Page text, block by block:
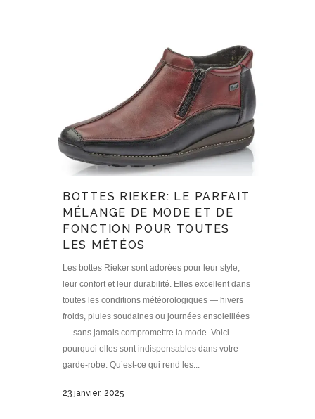
BOTTES RIEKER: LE PARFAIT
MÉLANGE DE MODE ET DE
FONCTION POUR TOUTES
LES MÉTÉOS
Les bottes Rieker sont adorées pour leur style,
leur confort et leur durabilité. Elles excellent dans
toutes les conditions météorologiques — hivers
froids, pluies soudaines ou journées ensoleillées
— sans jamais compromettre la mode. Voici
pourquoi elles sont indispensables dans votre
garde-robe. Qu’est-ce qui rend les...
23 janvier, 2025